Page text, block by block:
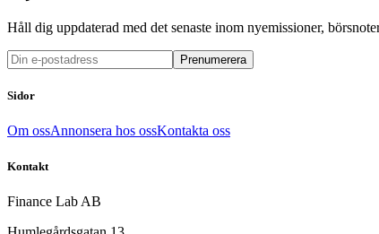
Håll dig uppdaterad med det senaste inom nyemissioner,
Prenumerera
Sidor
Om ossAnnonsera hos ossKontakta oss
Kontakt
Finance Lab AB